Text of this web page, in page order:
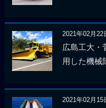
2021年02月22
広島工大・
用した機械
2021年02月15